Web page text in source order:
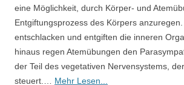
eine Möglichkeit, durch Körper- und
Entgiftungsprozess des Körpers anzuregen.
entschlacken und entgiften die inneren
hinaus regen Atemübungen den
der Teil des vegetativen Nervensystems,
steuert.… Mehr Lesen...